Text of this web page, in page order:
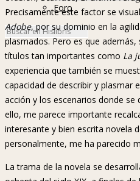
Foro
Precisamente este factor se
Adobe, por su dominio en la
plasmados. Pero es que
títulos tan importantes como La
experiencia que también se
capacidad de describir y plasmar
acción y los escenarios donde
ello, me parece importante
interesante y bien escrita novela
personalmente, me ha parecido
La trama de la novela se